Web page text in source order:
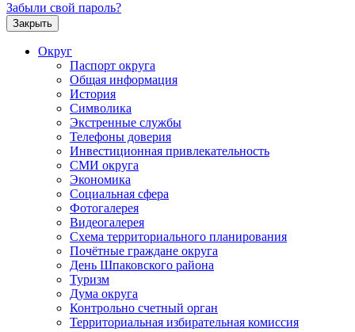
Забыли свой пароль?
Закрыть
Округ
Паспорт округа
Общая информация
История
Символика
Экстренные службы
Телефоны доверия
Инвестиционная привлекательность
СМИ округа
Экономика
Социальная сфера
Фотогалерея
Видеогалерея
Схема территориального планирования
Почётные граждане округа
День Шпаковского района
Туризм
Дума округа
Контрольно счетный орган
Территориальная избирательная комиссия